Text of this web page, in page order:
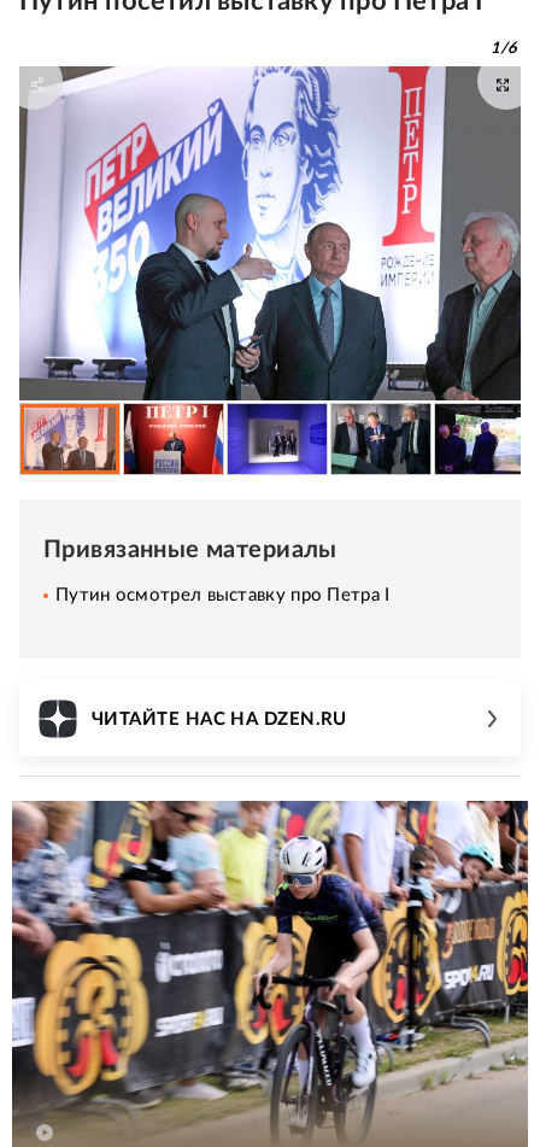
1/6
Привязанные материалы
Путин осмотрел выставку про Петра I
ЧИТАЙТЕ НАС НА DZEN.RU